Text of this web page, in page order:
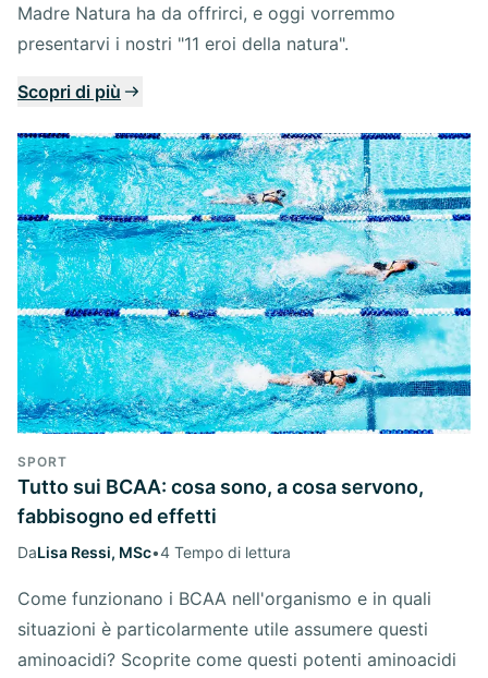
Madre Natura ha da offrirci, e oggi vorremmo
presentarvi i nostri "11 eroi della natura".
Scopri di più
SPORT
Tutto sui BCAA: cosa sono, a cosa servono,
fabbisogno ed effetti
DaLisa Ressi, MSc•4 Tempo di lettura
Come funzionano i BCAA nell'organismo e in quali
situazioni è particolarmente utile assumere questi
aminoacidi? Scoprite come questi potenti aminoacidi